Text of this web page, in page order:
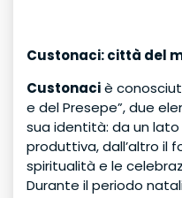
Custonaci:città del
Custonaciè
e del Presepe”, due
sua identità: da un
produttiva, dall’altro il
spiritualità e le
Durante il periodo